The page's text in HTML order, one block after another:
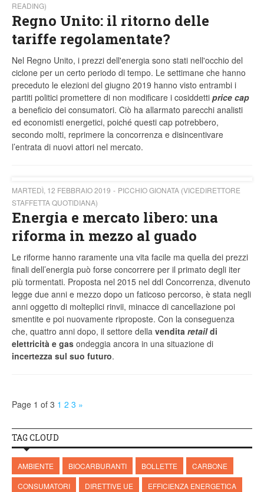
READING)
Regno Unito: il ritorno delle
tariffe regolamentate?
Nel Regno Unito, i prezzi dell'energia sono stati nell'occhio del
ciclone per un certo periodo di tempo. Le settimane che hanno
preceduto le elezioni del giugno 2019 hanno visto entrambi i
partiti politici promettere di non modificare i cosiddetti price cap
a beneficio dei consumatori. Ciò ha allarmato parecchi analisti
ed economisti energetici, poiché questi cap potrebbero,
secondo molti, reprimere la concorrenza e disincentivare
l’entrata di nuovi attori nel mercato.
MARTEDÌ, 12 FEBBRAIO 2019
PICCHIO GIONATA (VICEDIRETTORE
STAFFETTA QUOTIDIANA)
Energia e mercato libero: una
riforma in mezzo al guado
Le riforme hanno raramente una vita facile ma quella dei prezzi
finali dell’energia può forse concorrere per il primato degli iter
più tormentati. Proposta nel 2015 nel ddl Concorrenza, divenuto
legge due anni e mezzo dopo un faticoso percorso, è stata negli
anni oggetto di molteplici rinvii, minacce di cancellazione poi
smentite e poi nuovamente riproposte. Con la conseguenza
che, quattro anni dopo, il settore della vendita retaildi
elettricità e gas ondeggia ancora in una situazione di
incertezza sul suo futuro.
Page 1 of 3 1 2 3 »
TAG CLOUD
AMBIENTE BIOCARBURANTI BOLLETTE
CARBONE
CONSUMATORI
DIRETTIVE UE
EFFICIENZA ENERGETICA